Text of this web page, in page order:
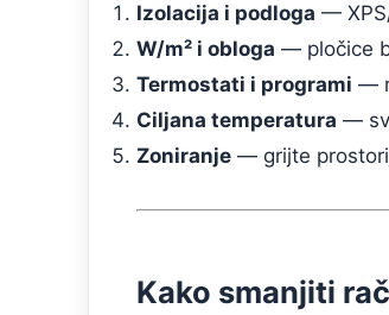
Izolacija i podloga —
W/m² i obloga — pločice
Termostati i programi —
Ciljana temperatura —
Zoniranje — grijte
Kako smanjiti